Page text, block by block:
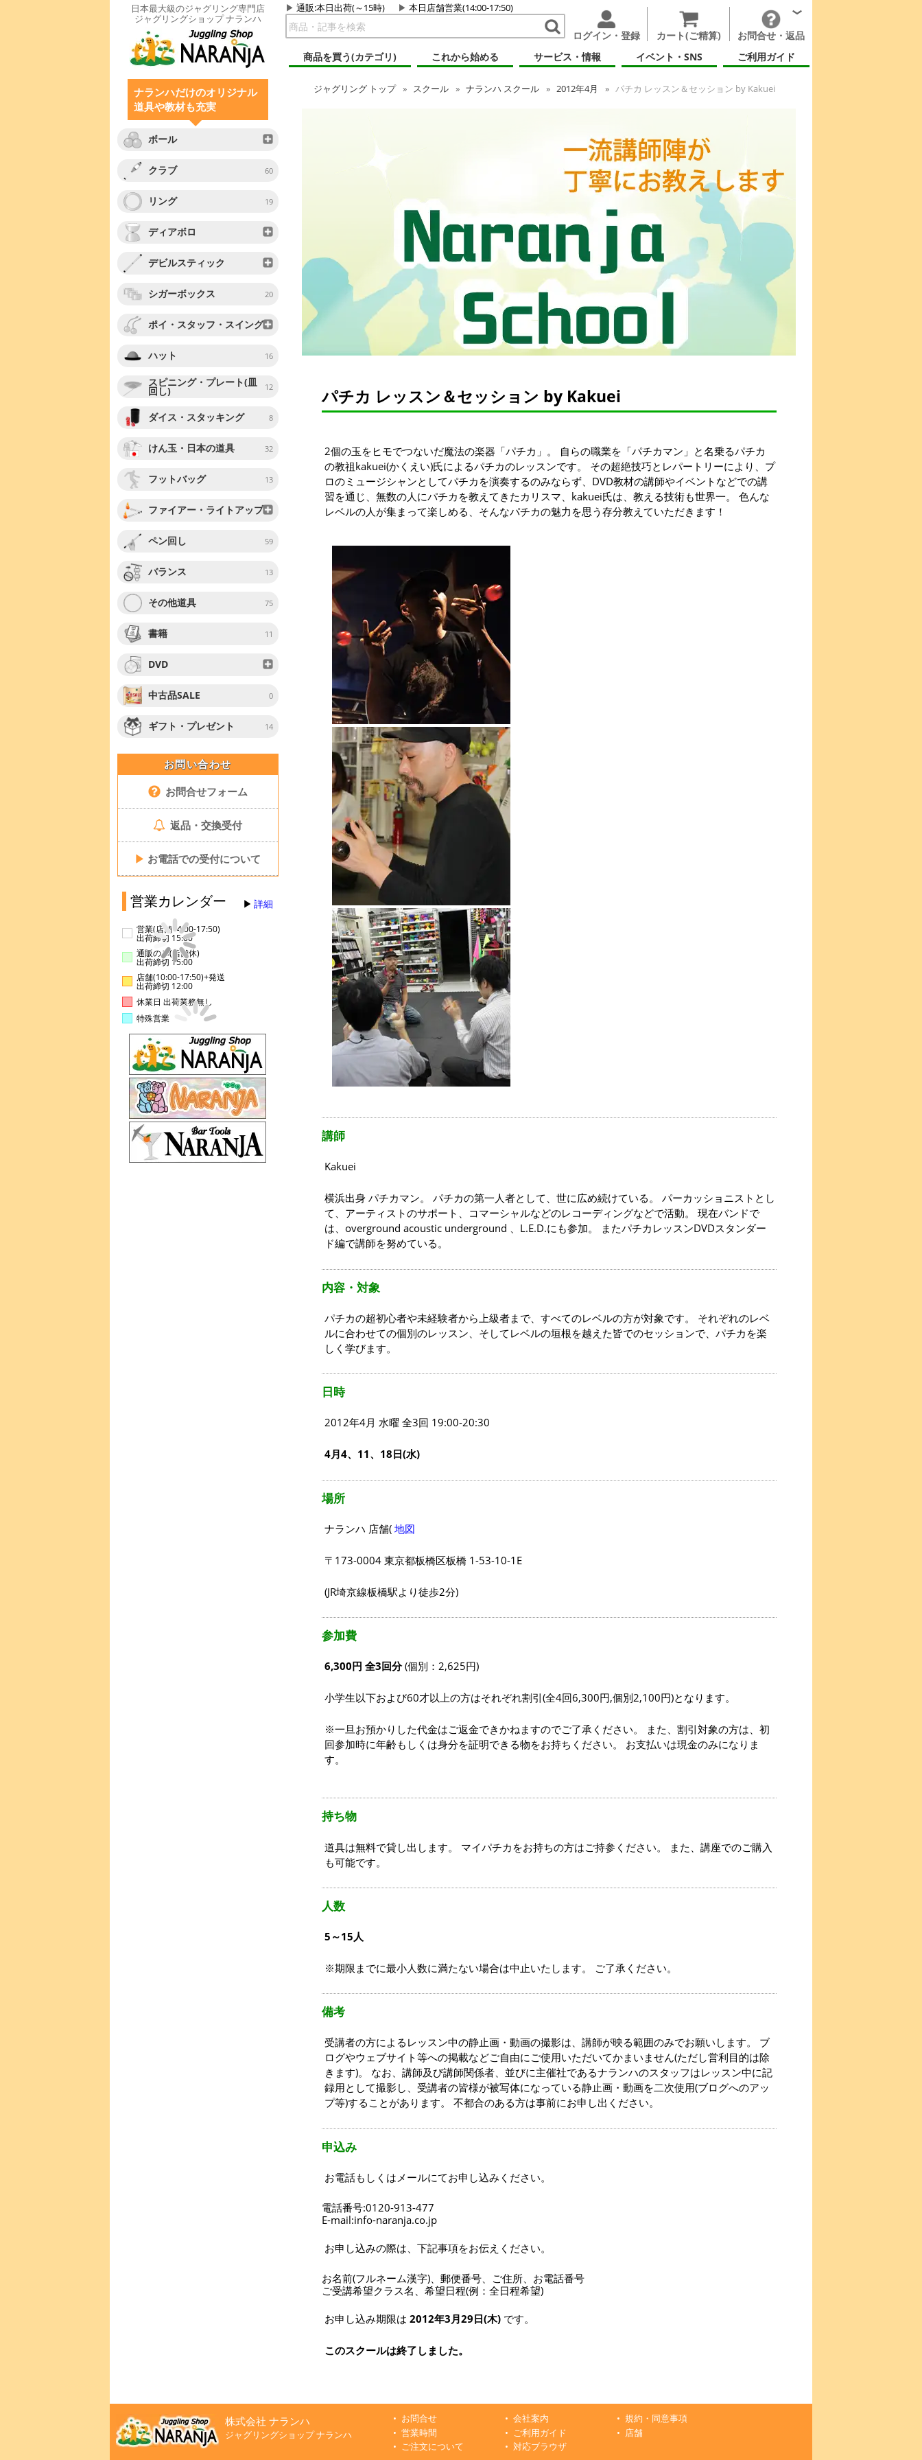
日本最大級のジャグリング専門店
ジャグリングショップ ナランハ
通販:本日出荷(～15時) 本日店舗営業(14:00-17:50)
ログイン・登録 カート(ご精算)
お問合せ・返品
商品を買う(カテゴリ)
これから始める サービス・情報 イベント・SNS ご利用ガイド
ナランハだけのオリジナル
道具や教材も充実
ボール
クラブ 60
リング 19
ディアボロ
デビルスティック
シガーボックス 20
ポイ・スタッフ・スイング
ハット 16
スピニング・プレート(皿
回し) 12
ダイス・スタッキング 8
けん玉・日本の道具 32
フットバッグ 13
ファイアー・ライトアップ
ペン回し 59
バランス 13
その他道具 75
書籍 11
DVD
中古品SALE 0
ギフト・プレゼント 14
お問い合わせ
お問合せフォーム
返品・交換受付
▶ お電話での受付について
営業カレンダー 詳細
営業(店舗14:00-17:50)
出荷締切 15:00
通販のみ(店舗休)
出荷締切 15:00
店舗(10:00-17:50)+発送
出荷締切 12:00
休業日 出荷業務無し
特殊営業
ジャグリングトップ スクール ナランハ スクール 2012年4月 パチカ レッスン＆セッション by Kakuei
パチカ レッスン＆セッション by Kakuei
2個の玉をヒモでつないだ魔法の楽器「パチカ」。 自らの職業を「パチカマン」と名乗るパチカ
の教祖kakuei(かくえい)氏によるパチカのレッスンです。 その超絶技巧とレパートリーにより、プ
ロのミュージシャンとしてパチカを演奏するのみならず、DVD教材の講師やイベントなどでの講
習を通じ、無数の人にパチカを教えてきたカリスマ、kakuei氏は、教える技術も世界一。 色んな
レベルの人が集まって楽しめる、そんなパチカの魅力を思う存分教えていただきます！
講師
Kakuei
横浜出身 パチカマン。 パチカの第一人者として、世に広め続けている。 パーカッショニストとし
て、アーティストのサポート、コマーシャルなどのレコーディングなどで活動。 現在バンドで
は、overground acoustic underground 、L.E.D.にも参加。 またパチカレッスンDVDスタンダー
ド編で講師を努めている。
内容・対象
パチカの超初心者や未経験者から上級者まで、すべてのレベルの方が対象です。 それぞれのレベ
ルに合わせての個別のレッスン、そしてレベルの垣根を越えた皆でのセッションで、パチカを楽
しく学びます。
日時
2012年4月 水曜 全3回 19:00-20:30
4月4、11、18日(水)
場所
ナランハ 店舗( 地図
〒173-0004 東京都板橋区板橋 1-53-10-1E
(JR埼京線板橋駅より徒歩2分)
参加費
6,300円 全3回分(個別：2,625円)
小学生以下および60才以上の方はそれぞれ割引(全4回6,300円,個別2,100円)となります。
※一旦お預かりした代金はご返金できかねますのでご了承ください。 また、割引対象の方は、初
回参加時に年齢もしくは身分を証明できる物をお持ちください。 お支払いは現金のみになりま
す。
持ち物
道具は無料で貸し出します。 マイパチカをお持ちの方はご持参ください。 また、講座でのご購入
も可能です。
人数
5～15人
※期限までに最小人数に満たない場合は中止いたします。 ご了承ください。
備考
受講者の方によるレッスン中の静止画・動画の撮影は、講師が映る範囲のみでお願いします。 ブ
ログやウェブサイト等への掲載などご自由にご使用いただいてかまいません(ただし営利目的は除
きます)。 なお、講師及び講師関係者、並びに主催社であるナランハのスタッフはレッスン中に記
録用として撮影し、受講者の皆様が被写体になっている静止画・動画を二次使用(ブログへのアッ
プ等)することがあります。 不都合のある方は事前にお申し出ください。
申込み
お電話もしくはメールにてお申し込みください。
電話番号:0120-913-477
E-mail:info-naranja.co.jp
お申し込みの際は、下記事項をお伝えください。
お名前(フルネーム漢字)、郵便番号、ご住所、お電話番号
ご受講希望クラス名、希望日程(例：全日程希望)
お申し込み期限は 2012年3月29日(木) です。
このスクールは終了しました。
株式会社 ナランハ
ジャグリングショップ ナランハ
お問合せ 会社案内
規約・同意事項
営業時間
ご利用ガイド
店舗
ご注文について
対応ブラウザ